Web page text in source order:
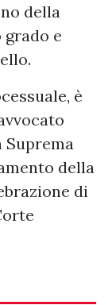
della
e
è
della
di